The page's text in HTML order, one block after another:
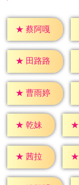
★ 蔡阿嘎
★ 田路路
★ 曹雨婷
★ 乾妹 ★
★ 茜拉 ★